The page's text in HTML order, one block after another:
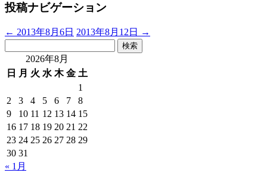
投稿ナビゲーション
← 2013年8月6日 2013年8月12日
→
2026年8月
日
月 火 水 木 金 土
1
2
3 4 5 6 7
8
9
10 11 12 13 14 15
16 17 18 19 20 21 22
23 24 25 26 27 28 29
30 31
« 1月